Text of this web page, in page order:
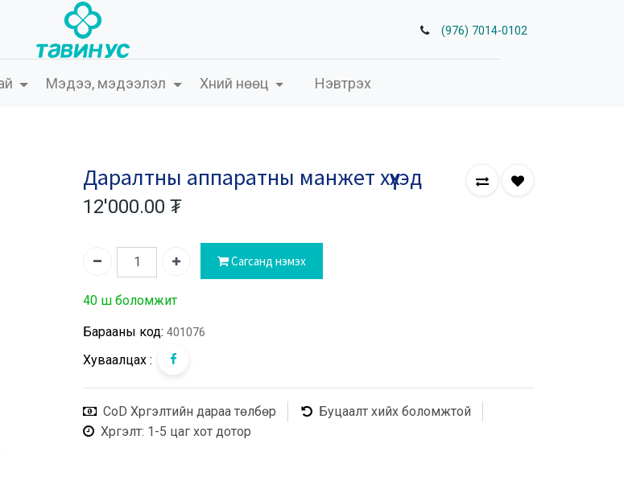
(976) 7014-0102
Мэдээ, мэдээлэл Хүний нөөц Нэвтрэх
Даралтны аппаратны манжет хүүхэд
12'000.00 ₮
Сагсанд нэмэх
40 ш боломжит
Барааны код: 401076
Хуваалцах :
CoD Хүргэлтийн дараа төлбөр
Буцаалт хийх боломжтой
Хүргэлт: 1-5 цаг хот дотор